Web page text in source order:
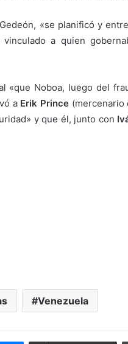
«se planificó y
vinculado a quien
«que Noboa, luego del
aErik Prince (mercenario
y que él, junto con
Venezuela